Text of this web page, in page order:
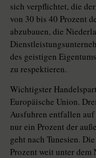
sich verpflichtet, die
von 30 bis 40 Prozent
abzubauen, die
des geistigen
zu respektieren.
Wichtigster
Europäische Union.
Ausfuhren entfallen
nur ein Prozent der
geht nach Tunesien.
Prozent weit unter